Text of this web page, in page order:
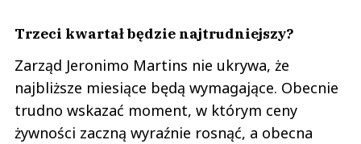
Trzeci kwartał będzie najtrudniejszy?
Zarząd Jeronimo Martins nie ukrywa, że
najbliższe miesiące będą wymagające. Obecnie
trudno wskazać moment, w którym ceny
żywności zaczną wyraźnie rosnąć, a obecna